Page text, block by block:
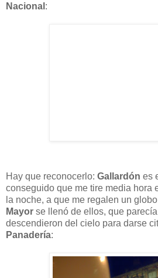
Nacional :
Hay que reconocerlo: Gallardón es
conseguido que me tire media hora
la noche, a que me regalen un
Mayor se llenó de ellos, que
descendieron del cielo para darse
Panadería: